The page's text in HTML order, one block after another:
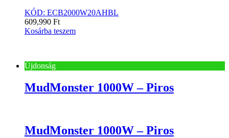
KÓD: ECB2000W20AHBL
609,990 Ft
Kosárba teszem
Újdonság
MudMonster 1000W – Piros
MudMonster 1000W – Piros